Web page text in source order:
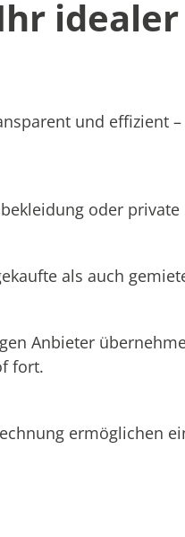
und effizient
oder
als auch
Anbieter
fort.
ermöglichen